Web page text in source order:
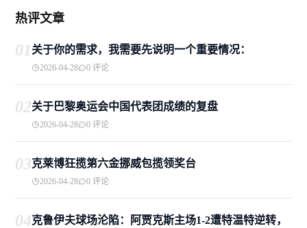
热评文章
01关于你的需求，我需要先说明一个重要情况：
2026-04-28 0 评论
02关于巴黎奥运会中国代表团成绩的复盘
2026-04-28 0 评论
03克莱博狂揽第六金挪威包揽领奖台
2026-04-28 0 评论
04克鲁伊夫球场沦陷：阿贾克斯主场1-2遭特温特逆转，